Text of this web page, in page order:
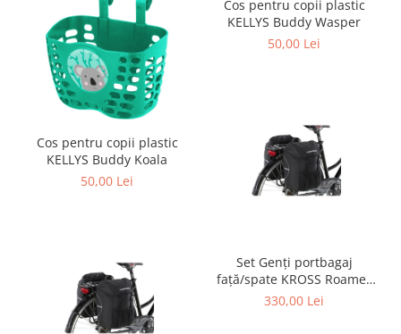
Cos pentru copii plastic
KELLYS Buddy Wasper
50,00 Lei
Cos pentru copii plastic
KELLYS Buddy Koala
50,00 Lei
Set Genți portbagaj
față/spate KROSS Roamer
Universal Pannier 12L,
330,00 Lei